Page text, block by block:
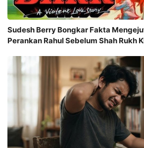
Sudesh Berry Bongkar Fakta
Perankan Rahul Sebelum Shah Rukh